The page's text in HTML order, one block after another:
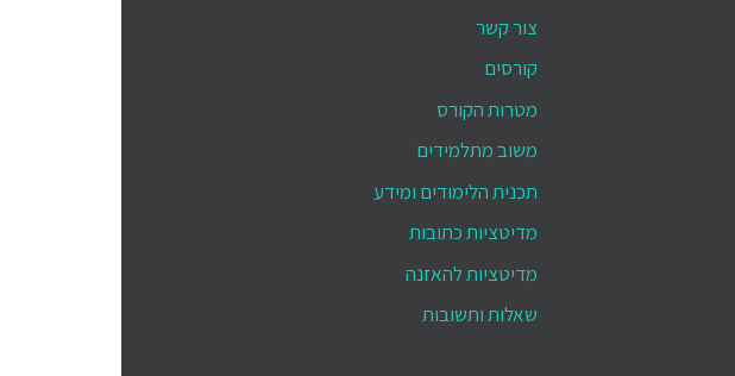
צור קשר
קורסים
מטרות הקורס
משוב מתלמידים
תכנית הלימודים ומידע
מדיטציות כתובות
מדיטציות להאזנה
שאלות ותשובות